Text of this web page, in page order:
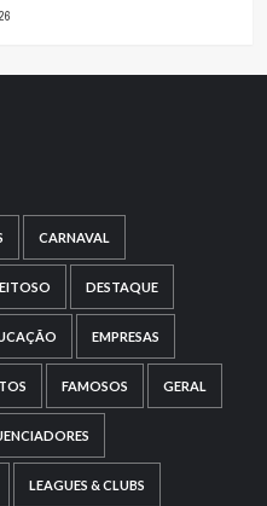
CARNAVAL
DESTAQUE
EMPRESAS
FAMOSOS GERAL
LEAGUES & CLUBS